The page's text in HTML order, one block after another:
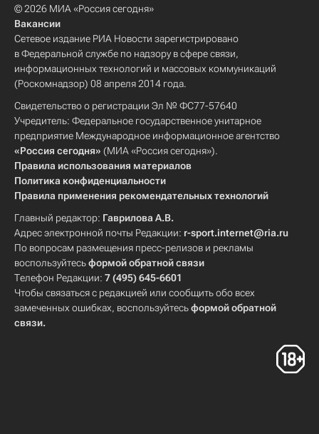
© 2026 МИА «Россия сегодня»
Вакансии
Сетевое издание РИА Новости зарегистрировано
в Федеральной службе по надзору в сфере связи,
информационных технологий и массовых коммуникаций
(Роскомнадзор) 08 апреля 2014 года.
Свидетельство о регистрации Эл № ФС77-57640
Учредитель: Федеральное государственное унитарное
предприятие Международное информационное агентство
«Россия сегодня» (МИА «Россия сегодня»).
Правила использования материалов
Политика конфиденциальности
Правила применения рекомендательных технологий
Главный редактор: Гаврилова А.В.
Адрес электронной почты Редакции: r-sport.internet@ria.ru
По вопросам размещения пресс-релизов и рекламы
воспользуйтесьформой обратной связи
Телефон Редакции: 7 (495) 645-6601
Чтобы связаться с редакцией или сообщить обо всех
замеченных ошибках, воспользуйтесьформой обратной
связи.